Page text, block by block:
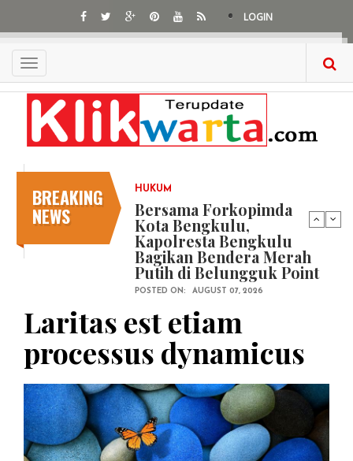
main
content
LOGIN
Toggle
navigation
BREAKING
NEWS
HUKUM
Bersama Forkopimda
Kota Bengkulu,
Kapolresta Bengkulu
Bagikan Bendera Merah
Putih di Belungguk Point
POSTED ON: AUGUST 07, 2026
Laritas est etiam
processus dynamicus